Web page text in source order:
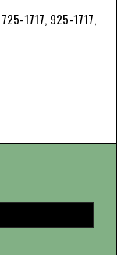
1717, 925-1717,